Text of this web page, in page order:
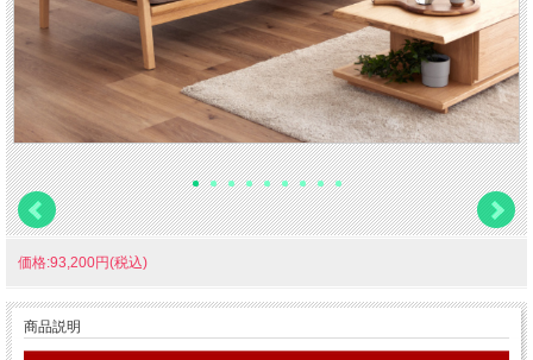
価格:93,200円(税込)
商品説明